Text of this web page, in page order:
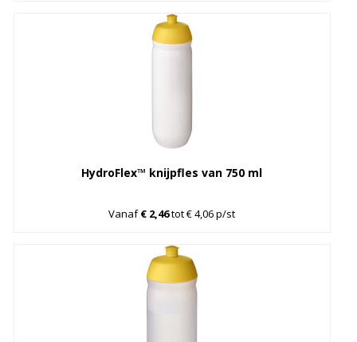
HydroFlex™ knijpfles van 750 ml
Vanaf€ 2,46tot € 4,06 p/st